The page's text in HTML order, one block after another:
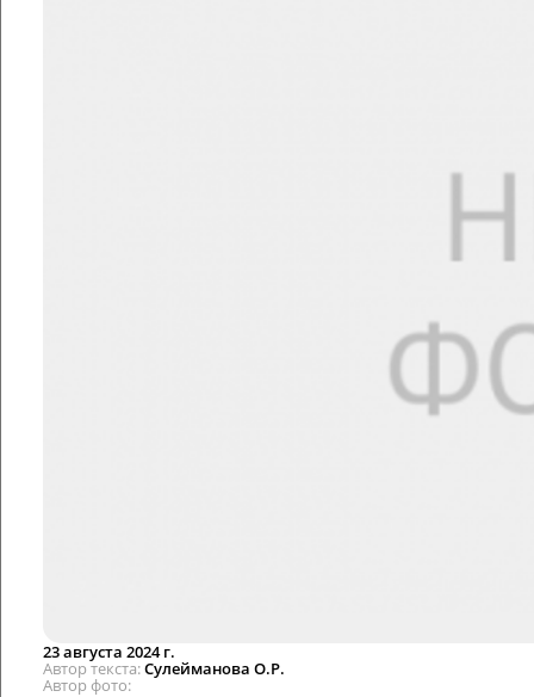
23 августа 2024 г.
Автор текста Сулейманова О.Р.
Автор фото